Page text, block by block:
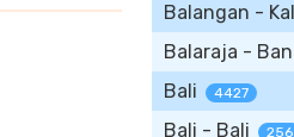
Balangan -
Balaraja -
Bali 4427
Bali - Bali 256